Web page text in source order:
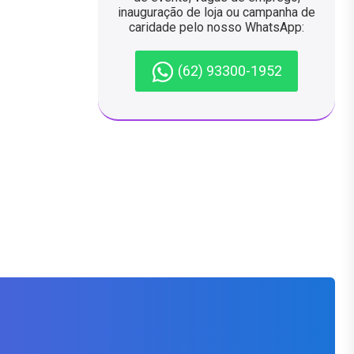
inauguração de loja ou campanha de
caridade pelo nosso WhatsApp:
(62) 93300-1952